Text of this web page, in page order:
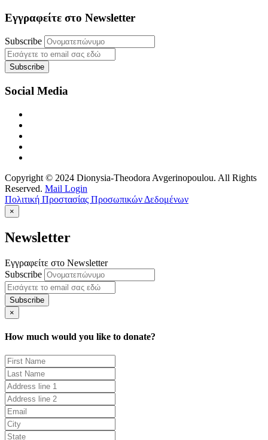
Εγγραφείτε στο Newsletter
Subscribe
Social Media
Copyright © 2024 Dionysia-Theodora Avgerinopoulou. All Rights
Reserved. Mail Login
Πολιτική Προστασίας Προσωπικών Δεδομένων
×
Newsletter
Εγγραφείτε στο Newsletter
Subscribe
×
How much would you like to donate?